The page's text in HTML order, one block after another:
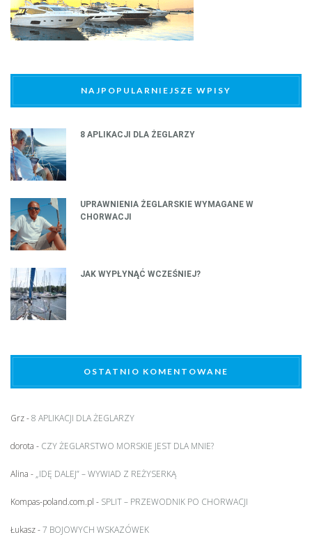
NAJPOPULARNIEJSZE WPISY
8 APLIKACJI DLA ŻEGLARZY
UPRAWNIENIA ŻEGLARSKIE WYMAGANE W
CHORWACJI
JAK WYPŁYNĄĆ WCZEŚNIEJ?
OSTATNIO KOMENTOWANE
Grz-8 APLIKACJI DLA ŻEGLARZY
dorota - CZY ŻEGLARSTWO MORSKIE JEST DLA MNIE?
Alina - „IDĘ DALEJ” – WYWIAD Z REŻYSERKĄ
Kompas-poland.com.pl - SPLIT – PRZEWODNIK PO CHORWACJI
Łukasz-7 BOJOWYCH WSKAZÓWEK